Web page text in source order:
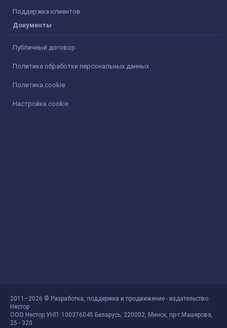
Поддержка клиентов
Документы
Публичный договор
Политика обработки персональных данных
Политика cookie
Настройка cookie
2011–2026 © Разработка, поддержка и продвижение - издательство
Нестор
ООО Нестор УНП: 100376045 Беларусь, 220002, Минск, пр-т Машерова,
25 - 320